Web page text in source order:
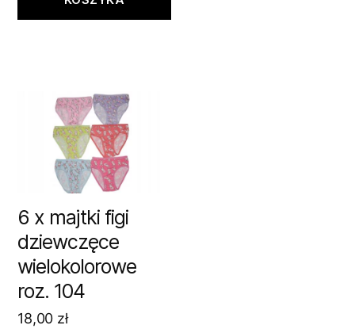
6 x majtki figi
dziewczęce
wielokolorowe
roz. 104
18,00 zł